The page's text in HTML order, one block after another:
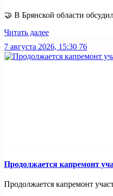
🤝 В Брянской области
Читать далее
7 августа 2026, 15:30 76
Продолжается капремонт
Продолжается капремонт